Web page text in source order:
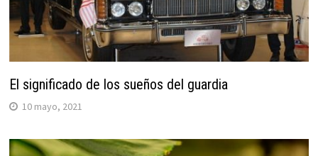
El significado de los sueños del guardia
10 mayo, 2021